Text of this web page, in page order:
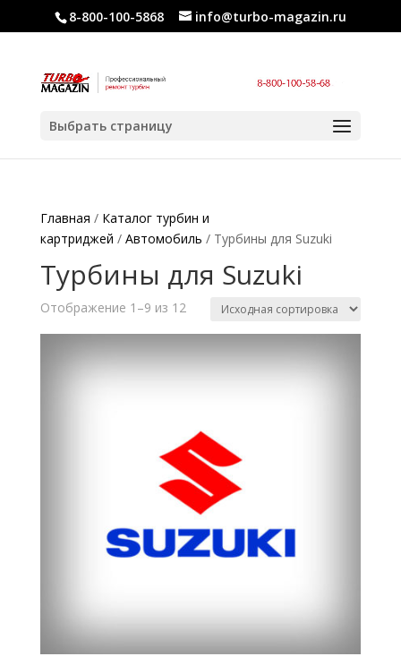
8-800-100-5868 info@turbo-magazin.ru
Выбрать страницу
Главная / Каталог турбин и
картриджей / Автомобиль / Турбины для Suzuki
Турбины для Suzuki
Отображение 1–9 из 12